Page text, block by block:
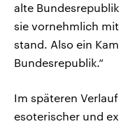
alte
sie vornehmlich
stand. Also ein
Bundesrepublik.“
Im späteren
esoterischer und